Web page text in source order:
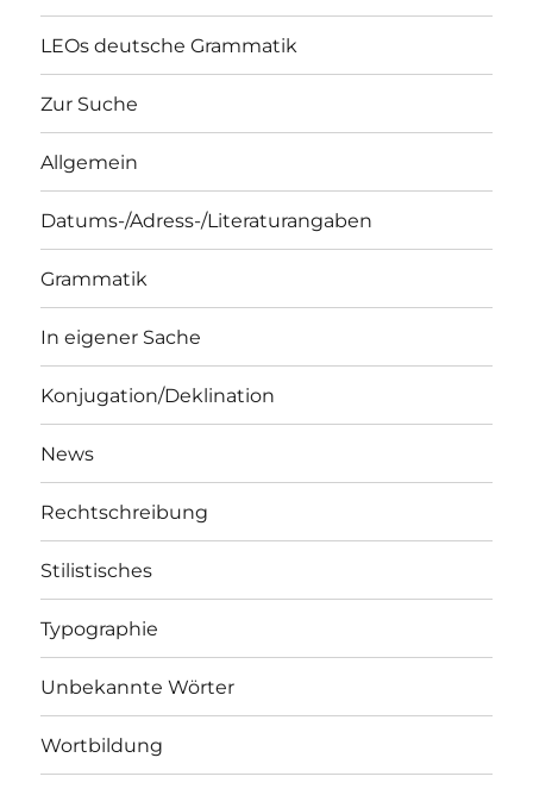
LEOs deutsche Grammatik
Zur Suche
Allgemein
Datums-/Adress-/Literaturangaben
Grammatik
In eigener Sache
Konjugation/Deklination
News
Rechtschreibung
Stilistisches
Typographie
Unbekannte Wörter
Wortbildung